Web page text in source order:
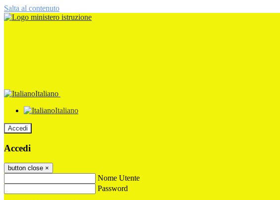
Salta al contenuto
Italiano
Italiano
Accedi
Accedi
button close ×
Nome Utente
Password